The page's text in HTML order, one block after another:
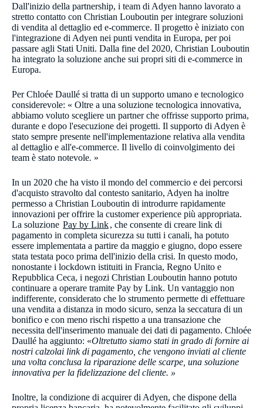
Dall'inizio della partnership, i team di Adyen hanno lavorato a
stretto contatto con Christian Louboutin per integrare soluzioni
di vendita al dettaglio ed e-commerce. Il progetto è iniziato con
l'integrazione di Adyen nei punti vendita in Europa, per poi
passare agli Stati Uniti. Dalla fine del 2020, Christian Louboutin
ha integrato la soluzione anche sui propri siti di e-commerce in
Europa.
Per Chloée Daullé si tratta di un supporto umano e tecnologico
considerevole: « Oltre a una soluzione tecnologica innovativa,
abbiamo voluto scegliere un partner che offrisse supporto prima,
durante e dopo l'esecuzione dei progetti. Il supporto di Adyen è
stato sempre presente nell'implementazione relativa alla vendita
al dettaglio e all'e-commerce. Il livello di coinvolgimento dei
team è stato notevole. »
​In un 2020 che ha visto il mondo del commercio e dei percorsi
d'acquisto stravolto dal contesto sanitario, Adyen ha inoltre
permesso a Christian Louboutin di introdurre rapidamente
innovazioni per offrire la customer experience più appropriata.
La soluzione​ Pay by Link, che consente di creare link di
pagamento in completa sicurezza su tutti i canali, ha potuto
essere implementata a partire da maggio e giugno, dopo essere
stata testata poco prima dell'inizio della crisi. In questo modo,
nonostante i lockdown istituiti in Francia, Regno Unito e
Repubblica Ceca, i negozi Christian Louboutin hanno potuto
continuare a operare tramite Pay by Link. Un vantaggio non
indifferente, considerato che lo strumento permette di effettuare
una vendita a distanza in modo sicuro, senza la seccatura di un
bonifico e con meno rischi rispetto a una transazione che
necessita dell'inserimento manuale dei dati di pagamento. Chloée
Daullé ha aggiunto: «Oltretutto siamo stati in grado di fornire ai
nostri calzolai link di pagamento, che vengono inviati al cliente
una volta conclusa la riparazione delle scarpe, una soluzione
innovativa per la fidelizzazione del cliente​. »
Inoltre, la condizione di acquirer di Adyen, che dispone della